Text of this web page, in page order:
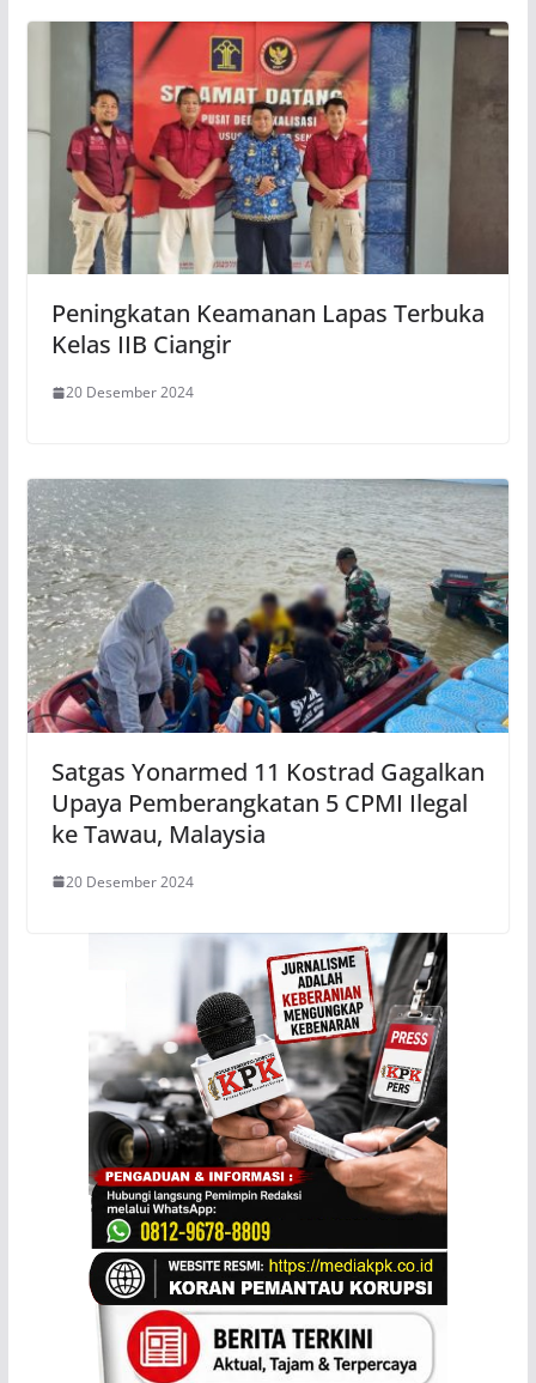
Peningkatan Keamanan Lapas Terbuka
Kelas IIB Ciangir
20 Desember 2024
Satgas Yonarmed 11 Kostrad Gagalkan
Upaya Pemberangkatan 5 CPMI Ilegal
ke Tawau, Malaysia
20 Desember 2024